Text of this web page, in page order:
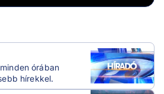
órában
hírekkel.